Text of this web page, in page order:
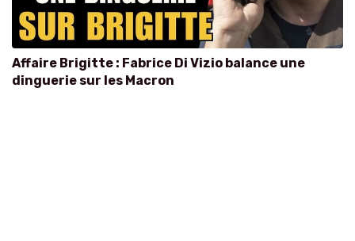
Affaire Brigitte : Fabrice Di Vizio balance une
dinguerie sur les Macron